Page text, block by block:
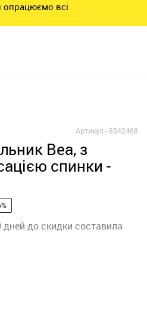
опрацюємо всі
Артикул -8542468
спинки -
до скидки составила